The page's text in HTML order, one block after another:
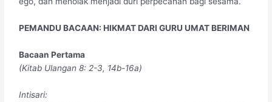
PEMANDU BACAAN: HIKMAT DARI GURU UMAT BERIMAN
​Bacaan Pertama
(Kitab Ulangan 8: 2-3, 14b-16a)
​Intisari: